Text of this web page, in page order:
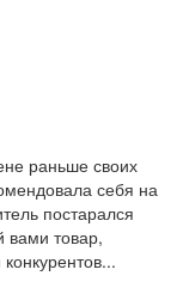
раньше своих
себя на
постарался
вами товар,